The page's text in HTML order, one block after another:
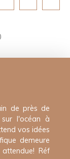
de près de
l'océan à
vos idées
demeure
Réf